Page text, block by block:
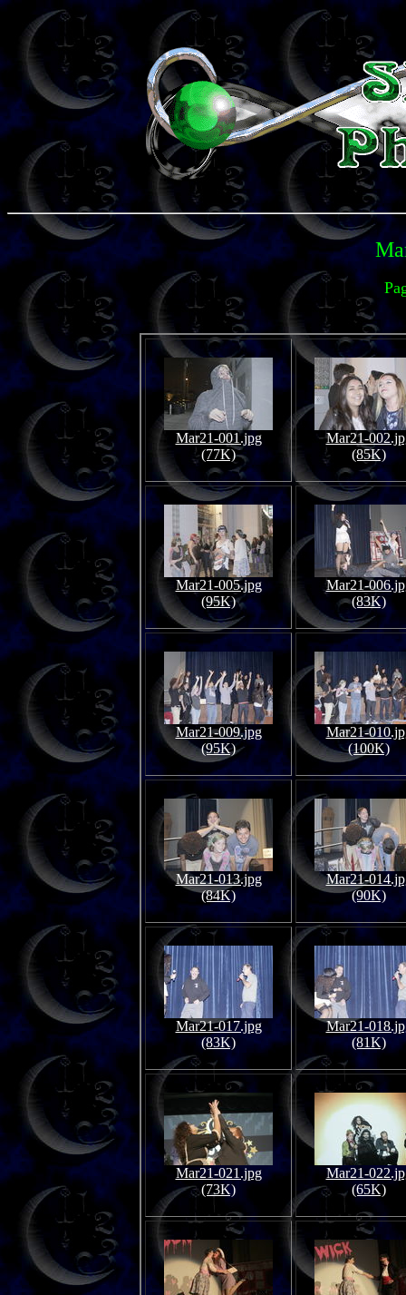
Mar21-001.jpg
(77K)
Mar21-
(85K)
Mar21-005.jpg
(95K)
Mar21-
(83K)
Mar21-009.jpg
(95K)
Mar21-
(100K)
Mar21-013.jpg
(84K)
Mar21-
(90K)
Mar21-017.jpg
(83K)
Mar21-
(81K)
Mar21-021.jpg
(73K)
Mar21-
(65K)